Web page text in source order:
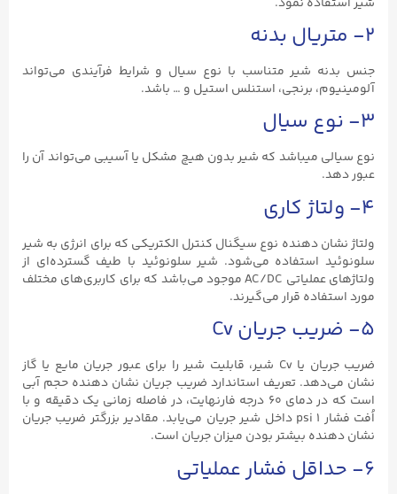
۲- متریال بدنه
جنس بدنه شیر متناسب با نوع سیال و شرایط فرآیندی می‌تواند
آلومینیوم، برنجی، استنلس استیل و … باشد.
۳- نوع سیال
نوع سیالی میباشد که شیر بدون هیچ مشکل یا آسیبی می‌تواند آن را
عبور دهد.
۴- ولتاژ کاری
ولتاژ نشان دهنده نوع سیگنال کنترل الکتریکی که برای انرژی به شیر
سلونوئید استفاده می‌شود. شیر سلونوئید با طیف گسترده‌ای از
ولتاژهای عملیاتی AC/DC موجود می‌باشد که برای کاربری‌های مختلف
مورد استفاده قرار می‌گیرند.
۵- ضریب جریان Cv
ضریب جریان یا Cv شیر، قابلیت شیر را برای عبور جریان مایع یا گاز
نشان می‌دهد. تعریف استاندارد ضریب جریان نشان دهنده حجم آبی
است که در دمای ۶۰ درجه فارنهایت، در فاصله زمانی یک دقیقه و با
اُفت فشار ۱ psi داخل شیر جریان می‌یابد. مقادیر بزرگتر ضریب جریان
نشان دهنده بیشتر بودن میزان جریان است.
۶- حداقل فشار عملیاتی